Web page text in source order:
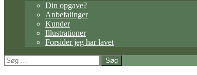
Din opgave?
Anbefalinger
Kunder
Illustrationer
Forsider jeg har lavet
Søg
efter: